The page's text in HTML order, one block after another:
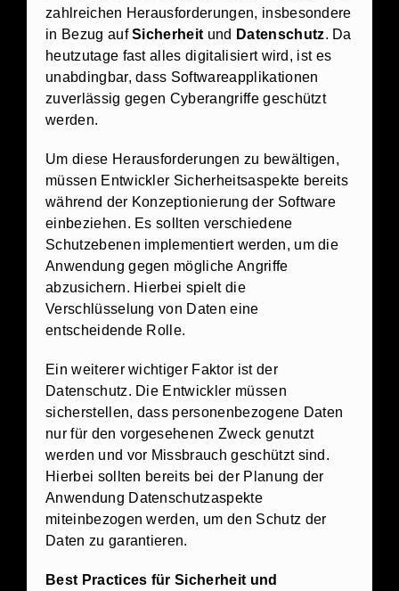
zahlreichen Herausforderungen, insbesondere
in Bezug aufSicherheit und Datenschutz. Da
heutzutage fast alles digitalisiert wird, ist es
unabdingbar, dass Softwareapplikationen
zuverlässig gegen Cyberangriffe geschützt
werden.
Um diese Herausforderungen zu bewältigen,
müssen Entwickler Sicherheitsaspekte bereits
während der Konzeptionierung der Software
einbeziehen. Es sollten verschiedene
Schutzebenen implementiert werden, um die
Anwendung gegen mögliche Angriffe
abzusichern. Hierbei spielt die
Verschlüsselung von Daten eine
entscheidende Rolle.
Ein weiterer wichtiger Faktor ist der
Datenschutz. Die Entwickler müssen
sicherstellen, dass personenbezogene Daten
nur für den vorgesehenen Zweck genutzt
werden und vor Missbrauch geschützt sind.
Hierbei sollten bereits bei der Planung der
Anwendung Datenschutzaspekte
miteinbezogen werden, um den Schutz der
Daten zu garantieren.
Best Practices für Sicherheit und